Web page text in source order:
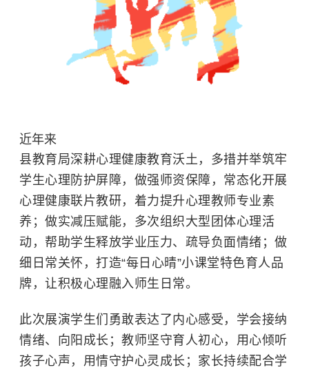
近年来
县教育局深耕心理健康教育沃土，多措并举筑牢
学生心理防护屏障，做强师资保障，常态化开展
心理健康联片教研，着力提升心理教师专业素
养；做实减压赋能，多次组织大型团体心理活
动，帮助学生释放学业压力、疏导负面情绪；做
细日常关怀，打造“每日心晴”小课堂特色育人品
牌，让积极心理融入师生日常。
此次展演学生们勇敢表达了内心感受，学会接纳
情绪、向阳成长；教师坚守育人初心，用心倾听
孩子心声，用情守护心灵成长；家长持续配合学